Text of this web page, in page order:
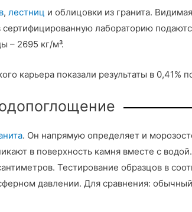
, лестниц и облицовки из гранита.
лабораторию
– 2695 кг/м³.
карьера показали результаты в 0,41%
. Он напрямую определяет и
в поверхность камня вместе с
Тестирование образцов в
давлении. Для сравнения: